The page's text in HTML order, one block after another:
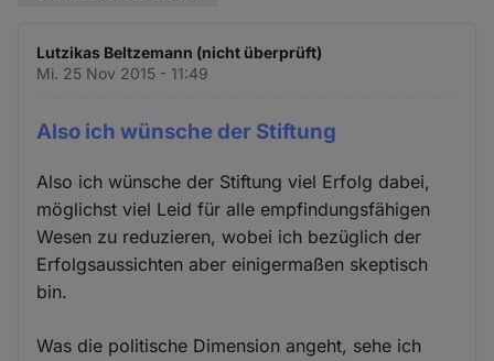
Lutzikas Beltzemann (nicht überprüft)
Mi. 25 Nov 2015 - 11:49
Also ich wünsche der Stiftung
Also ich wünsche der Stiftung viel Erfolg dabei,
möglichst viel Leid für alle empfindungsfähigen
Wesen zu reduzieren, wobei ich bezüglich der
Erfolgsaussichten aber einigermaßen skeptisch
bin.
Was die politische Dimension angeht, sehe ich